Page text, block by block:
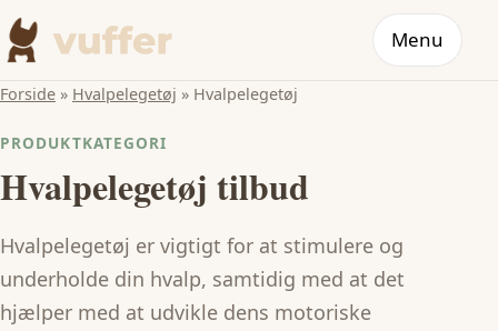
Menu
Forside » Hvalpelegetøj » Hvalpelegetøj
PRODUKTKATEGORI
Hvalpelegetøj tilbud
Hvalpelegetøj er vigtigt for at stimulere og
underholde din hvalp, samtidig med at det
hjælper med at udvikle dens motoriske